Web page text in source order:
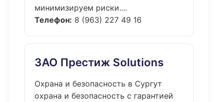
минимизируем риски....
Телефон: 8 (963) 227 49 16
ЗАО Престиж Solutions
Охрана и безопасность в Сургут
охрана и безопасность с гарантией